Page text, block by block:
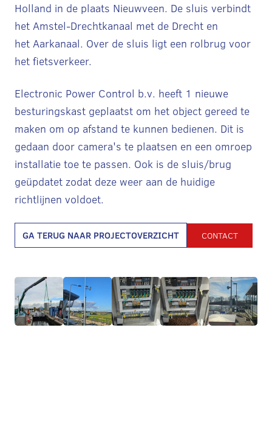
Holland in de plaats Nieuwveen. De sluis verbindt
het Amstel-Drechtkanaal met de Drecht en
het Aarkanaal. Over de sluis ligt een rolbrug voor
het fietsverkeer.
Electronic Power Control b.v. heeft 1 nieuwe
besturingskast geplaatst om het object gereed te
maken om op afstand te kunnen bedienen. Dit is
gedaan door camera's te plaatsen en een omroep
installatie toe te passen. Ook is de sluis/brug
geüpdatet zodat deze weer aan de huidige
richtlijnen voldoet.
GA TERUG NAAR PROJECTOVERZICHT CONTACT